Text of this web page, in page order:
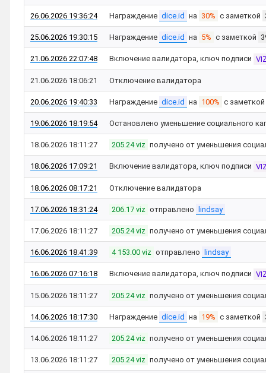
26.06.2026 19:36:24 Награждение dice.id на 30% с заметкой
25.06.2026 19:30:15 Награждение dice.id на 5% с заметкой
21.06.2026 22:07:48 Включение валидатора, ключ подписи
21.06.2026 18:06:21 Отключение валидатора
20.06.2026 19:40:33 Награждение dice.id на 100% с заметкой
19.06.2026 18:19:54 Остановлено уменьшение социального
18.06.2026 18:11:27 205.24 viz получено от уменьшения
18.06.2026 17:09:21 Включение валидатора, ключ подписи
18.06.2026 08:17:21 Отключение валидатора
17.06.2026 18:31:24 206.17 viz отправлено lindsay
17.06.2026 18:11:27 205.24 viz получено от уменьшения
16.06.2026 18:41:39 4 153.00 viz отправлено lindsay
16.06.2026 07:16:18 Включение валидатора, ключ подписи
15.06.2026 18:11:27 205.24 viz получено от уменьшения
14.06.2026 18:17:30 Награждение dice.id на 19% с заметкой
14.06.2026 18:11:27 205.24 viz получено от уменьшения
13.06.2026 18:11:27 205.24 viz получено от уменьшения